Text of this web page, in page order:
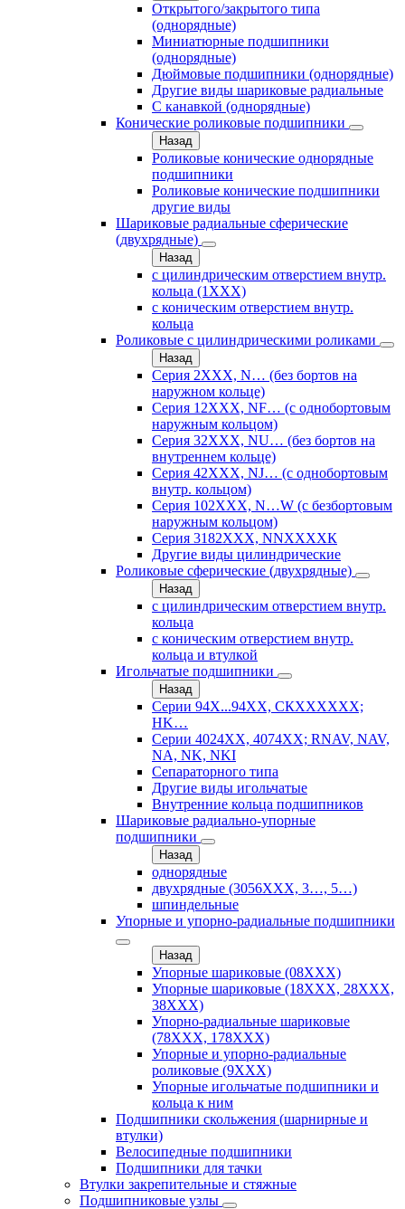
Открытого/закрытого типа
(однорядные)
Миниатюрные подшипники
(однорядные)
Дюймовые подшипники (однорядные)
Другие виды шариковые радиальные
С канавкой (однорядные)
Конические роликовые подшипники
Назад
Роликовые конические однорядные
подшипники
Роликовые конические подшипники
другие виды
Шариковые радиальные сферические
(двухрядные)
Назад
с цилиндрическим отверстием внутр.
кольца (1ХХХ)
с коническим отверстием внутр.
кольца
Роликовые с цилиндрическими роликами
Назад
Серия 2ХХХ, N… (без бортов на
наружном кольце)
Серия 12ХХХ, NF… (с однобортовым
наружным кольцом)
Серия 32ХХХ, NU… (без бортов на
внутреннем кольце)
Серия 42ХХХ, NJ… (с однобортовым
внутр. кольцом)
Серия 102ХХХ, N…W (с безбортовым
наружным кольцом)
Серия 3182ХХХ, NNХХХХК
Другие виды цилиндрические
Роликовые сферические (двухрядные)
Назад
с цилиндрическим отверстием внутр.
кольца
с коническим отверстием внутр.
кольца и втулкой
Игольчатые подшипники
Назад
Серии 94Х...94ХХ, СКХХХХХХ;
HK…
Серии 4024ХХ, 4074ХХ; RNAV, NAV,
NA, NK, NKI
Сепараторного типа
Другие виды игольчатые
Внутренние кольца подшипников
Шариковые радиально-упорные
подшипники
Назад
однорядные
двухрядные (3056ХХХ, 3…, 5…)
шпиндельные
Упорные и упорно-радиальные подшипники
Назад
Упорные шариковые (08XXX)
Упорные шариковые (18XXX, 28XXХ,
38ХХХ)
Упорно-радиальные шариковые
(78XXX, 178ХХХ)
Упорные и упорно-радиальные
роликовые (9ХХХ)
Упорные игольчатые подшипники и
кольца к ним
Подшипники скольжения (шарнирные и
втулки)
Велосипедные подшипники
Подшипники для тачки
Втулки закрепительные и стяжные
Подшипниковые узлы